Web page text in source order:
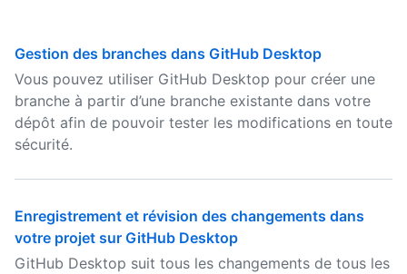
Gestion des branches dans GitHub Desktop
Vous pouvez utiliser GitHub Desktop pour créer une
branche à partir d’une branche existante dans votre
dépôt afin de pouvoir tester les modifications en toute
sécurité.
Enregistrement et révision des changements dans
votre projet sur GitHub Desktop
GitHub Desktop suit tous les changements de tous les